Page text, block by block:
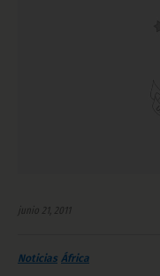
junio 21, 2011
Noticias África